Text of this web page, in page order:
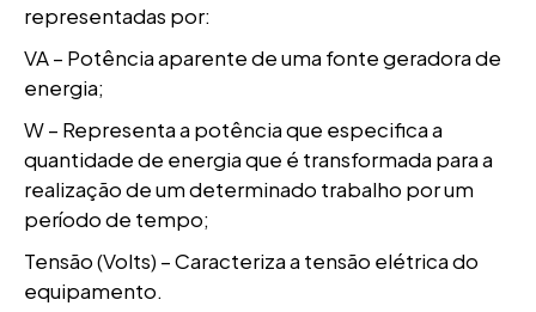
representadas por:
VA – Potência aparente de uma fonte geradora de
energia;
W – Representa a potência que especifica a
quantidade de energia que é transformada para a
realização de um determinado trabalho por um
período de tempo;
Tensão (Volts) – Caracteriza a tensão elétrica do
equipamento.